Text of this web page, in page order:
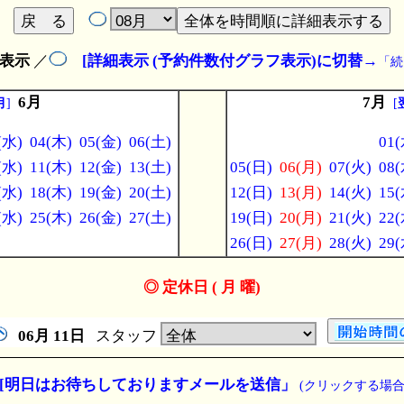
示 ／ [詳細表示 (予約件数付グラフ表示)に切替→ 「
] 6月
) 04(木) 05(金) 06(土)
) 11(木) 12(金) 13(土)
) 18(木) 19(金) 20(土)
) 25(木) 26(金) 27(土)
7月 [
01(
05(日) 06(月) 07(火) 08(
12(日) 13(月) 14(火)
19(日) 20(月) 21(火) 22(
26(日) 27(月) 28(火) 29(
◎ 定休日 ( 月 曜)
06月 11日 スタッフ
明日はお待ちしておりますメールを送信」 (クリックする場